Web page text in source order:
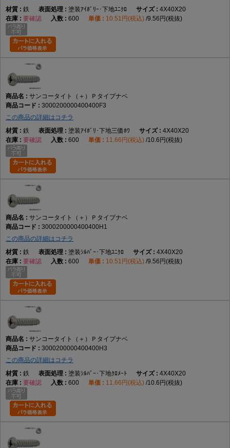
鉄
塗装ｱｲﾎﾞﾘｰ･下地ﾕﾆｸﾛ
4X40X20
要確認
600 10.51円(税込) 9.56円(税抜)
サンコータイト（＋）Ｐタイプナベ
3000200000400400F3
この商品の詳細はコチラ
鉄
塗装ｱｲﾎﾞﾘ･下地三価ﾎﾜ
4X40X20
要確認
600 11.66円(税込) 10.6円(税抜)
サンコータイト（＋）Ｐタイプナベ
3000200000400400H1
この商品の詳細はコチラ
鉄
塗装ｼﾙﾊﾞｰ･下地ﾕﾆｸﾛ
4X40X20
要確認
600 10.51円(税込) 9.56円(税抜)
サンコータイト（＋）Ｐタイプナベ
3000200000400400H3
この商品の詳細はコチラ
鉄
塗装ｼﾙﾊﾞｰ･下地ｸﾛﾒｰﾄ
4X40X20
要確認
600 11.66円(税込) 10.6円(税抜)